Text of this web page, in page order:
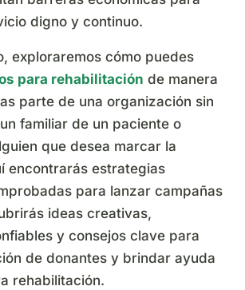
digno y continuo.
exploraremos cómo puedes
para rehabilitación de manera
parte de una organización sin
familiar de un paciente o
que desea marcar la
encontrarás estrategias
para lanzar campañas
ideas creativas,
y consejos clave para
de donantes y brindar ayuda
rehabilitación.